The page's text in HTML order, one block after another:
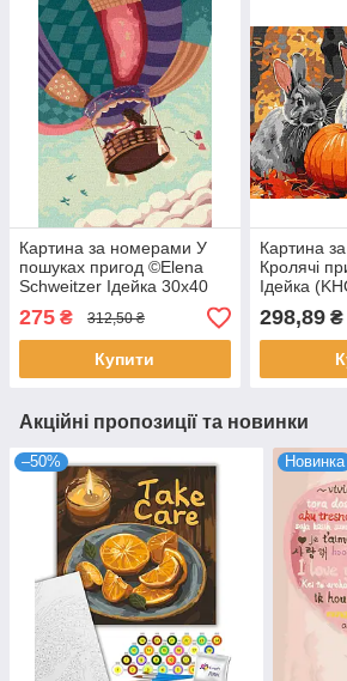
Картина за номерами У
пошуках пригод ©Elena
Schweitzer Ідейка 30х40
(KHO5064)
275 ₴ 312,50 ₴
Купити
Картина
Кролячі
Ідейка
298,89₴
Акційні пропозиції та новинки
–50% Новинка